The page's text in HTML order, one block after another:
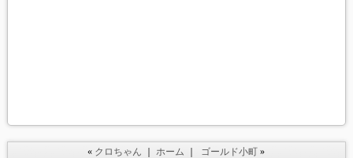
« クロちゃん ｜ ホーム ｜ ゴールド小町 »